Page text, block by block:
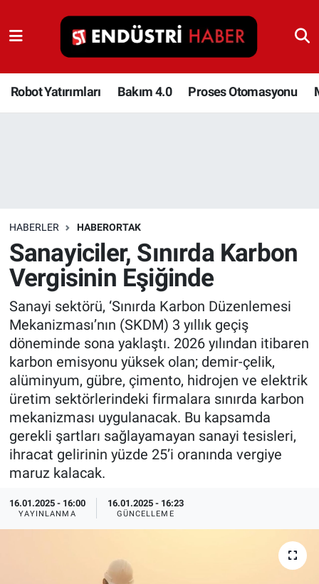
Robot Yatırımları Bakım 4.0 Proses Otomasyonu
HABERLER HABERORTAK
Sanayiciler, Sınırda Karbon
Vergisinin Eşiğinde
Sanayi sektörü, ‘Sınırda Karbon Düzenlemesi
Mekanizması’nın (SKDM) 3 yıllık geçiş
döneminde sona yaklaştı. 2026 yılından itibaren
karbon emisyonu yüksek olan; demir-çelik,
alüminyum, gübre, çimento, hidrojen ve elektrik
üretim sektörlerindeki firmalara sınırda karbon
mekanizması uygulanacak. Bu kapsamda
gerekli şartları sağlayamayan sanayi tesisleri,
ihracat gelirinin yüzde 25’i oranında vergiye
maruz kalacak.
16.01.2025 - 16:00
YAYINLANMA
16.01.2025 - 16:23
GÜNCELLEME
Robot Yatırımları
Bakım 4.0
İnşaat ve Malzeme
HaberOrtak
EndüstriST
Enerjisini Üreten Fabrikalar
Endüstri 4.0 Uygulamaları
Ağır Sanayi Çözümleri